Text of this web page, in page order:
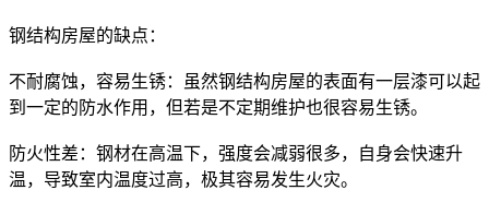
钢结构房屋的缺点：
不耐腐蚀，容易生锈：虽然钢结构房屋的表面有一层漆可以起
到一定的防水作用，但若是不定期维护也很容易生锈。
防火性差：钢材在高温下，强度会减弱很多，自身会快速升
温，导致室内温度过高，极其容易发生火灾。